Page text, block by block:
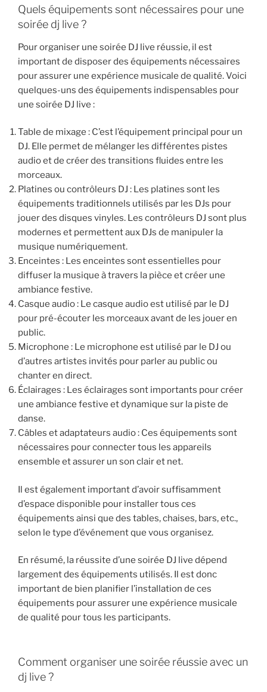
Quels équipements sont nécessaires pour une
soirée dj live ?
Pour organiser une soirée DJ live réussie, il est
important de disposer des équipements nécessaires
pour assurer une expérience musicale de qualité. Voici
quelques-uns des équipements indispensables pour
une soirée DJ live :
Table de mixage : C’est l’équipement principal pour un
DJ. Elle permet de mélanger les différentes pistes
audio et de créer des transitions fluides entre les
morceaux.
Platines ou contrôleurs DJ : Les platines sont les
équipements traditionnels utilisés par les DJs pour
jouer des disques vinyles. Les contrôleurs DJ sont plus
modernes et permettent aux DJs de manipuler la
musique numériquement.
Enceintes : Les enceintes sont essentielles pour
diffuser la musique à travers la pièce et créer une
ambiance festive.
Casque audio : Le casque audio est utilisé par le DJ
pour pré-écouter les morceaux avant de les jouer en
public.
Microphone : Le microphone est utilisé par le DJ ou
d’autres artistes invités pour parler au public ou
chanter en direct.
Éclairages : Les éclairages sont importants pour créer
une ambiance festive et dynamique sur la piste de
danse.
Câbles et adaptateurs audio : Ces équipements sont
nécessaires pour connecter tous les appareils
ensemble et assurer un son clair et net.
Il est également important d’avoir suffisamment
d’espace disponible pour installer tous ces
équipements ainsi que des tables, chaises, bars, etc.,
selon le type d’événement que vous organisez.
En résumé, la réussite d’une soirée DJ live dépend
largement des équipements utilisés. Il est donc
important de bien planifier l’installation de ces
équipements pour assurer une expérience musicale
de qualité pour tous les participants.
Comment organiser une soirée réussie avec un
dj live ?